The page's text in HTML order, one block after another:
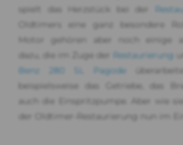
spielt das Herzstück bei der
Oldtimers eine ganz besondere
Motor gehören aber noch einige
dazu, die im Zuge der
Restaurierung
Benz 280 SL Pagode
beispielsweise das Getriebe, das
auch die Einspritzpumpe. Aber wie
der Oldtimer-Restaurierung nun im